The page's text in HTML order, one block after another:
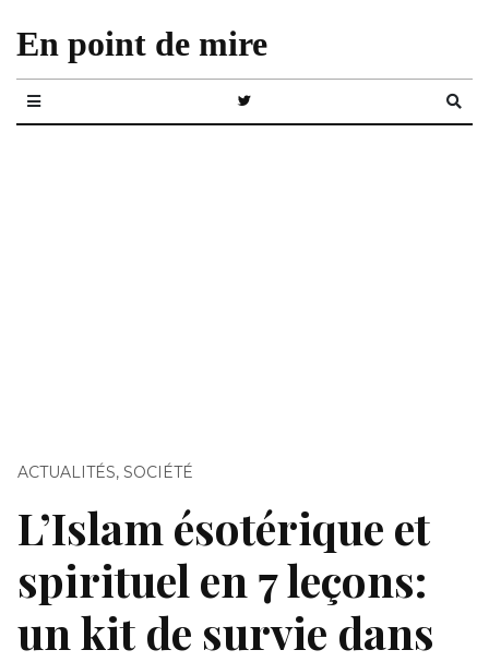
En point de mire
ACTUALITÉS, SOCIÉTÉ
L’Islam ésotérique et
spirituel en 7 leçons:
un kit de survie dans